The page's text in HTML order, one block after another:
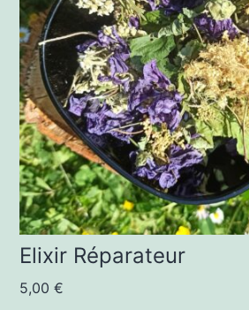
Elixir Réparateur
5,00€